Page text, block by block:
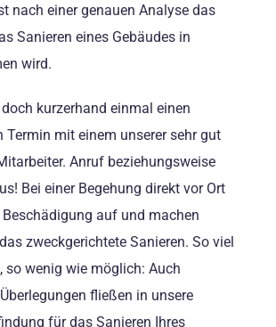
nach einer genauen Analyse das
Sanieren eines Gebäudes in
wird.
kurzerhand einmal einen
Termin mit einem unserer sehr gut
Anruf beziehungsweise
Bei einer Begehung direkt vor Ort
auf und machen
zweckgerichtete Sanieren. So viel
so wenig wie möglich: Auch
fließen in unsere
für das Sanieren Ihres